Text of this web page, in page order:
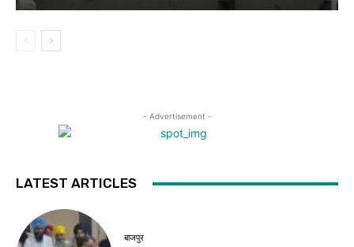
- Advertisement -
LATEST ARTICLES
बाजपुर